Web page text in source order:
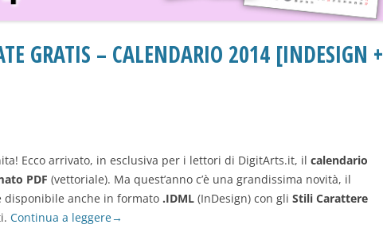
GRATIS – CALENDARIO 2014 [INDESIGN +
Ecco arrivato, in esclusiva per i lettori di DigitArts.it, il calendario
PDF (vettoriale). Ma quest’anno c’è una grandissima novità, il
disponibile anche in formato .IDML (InDesign) con gli Stili Carattere
Continua a leggere→